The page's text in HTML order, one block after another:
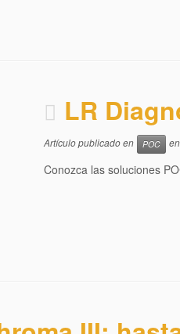
LR
Artículo publicado en POC en
Conozca las soluciones